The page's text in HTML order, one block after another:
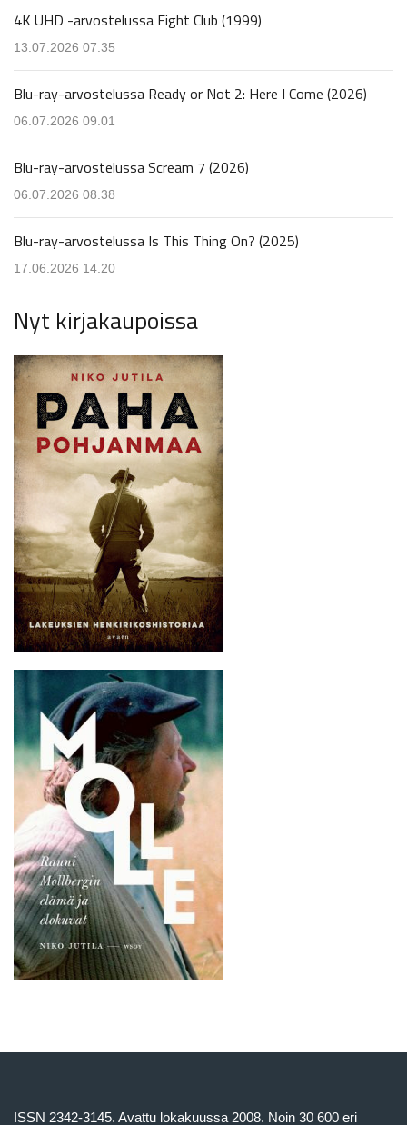
4K UHD -arvostelussa Fight Club (1999)
13.07.2026 07.35
Blu-ray-arvostelussa Ready or Not 2: Here I Come (2026)
06.07.2026 09.01
Blu-ray-arvostelussa Scream 7 (2026)
06.07.2026 08.38
Blu-ray-arvostelussa Is This Thing On? (2025)
17.06.2026 14.20
Nyt kirjakaupoissa
ISSN 2342-3145. Avattu lokakuussa 2008. Noin 30 600 eri